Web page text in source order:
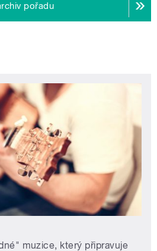
pořadu
muzice, který připravuje